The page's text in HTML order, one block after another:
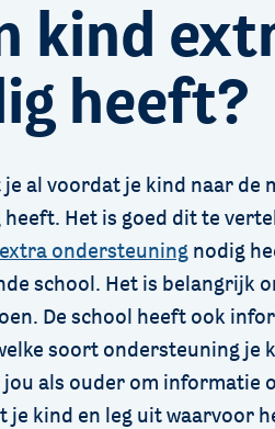
kind
heeft?
je al voordat je kind naar
Het is goed dit te
extra ondersteuning nodig
school. Het is belangrijk
De school heeft ook
soort ondersteuning je
als ouder om informatie
je kind en leg uit waarvoor